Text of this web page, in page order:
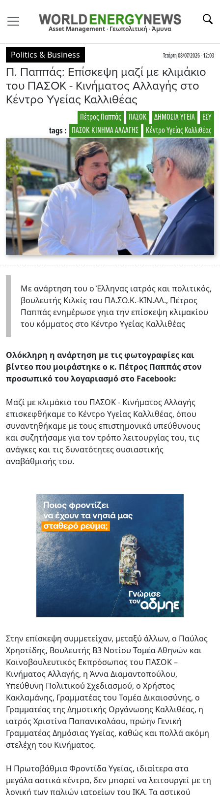
Asset Management · Γεωπολιτική · Άμυνα
Politics & Business Τετάρτη 08/07/2026 - 12:03
Π. Παππάς: Επίσκεψη μαζί με κλιμάκιο
του ΠΑΣΟΚ - Κινήματος Αλλαγής στο
Κέντρο Υγείας Καλλιθέας
ΕΣΥ
ΔΗΜΟΣΙΑ ΥΓΕΙΑ
ΠΑΣΟΚ
Πέτρος Παππάς
Κέντρο Υγείας Καλλιθέας
ΠΑΣΟΚ ΚΙΝΗΜΑ ΑΛΛΑΓΗΣ
tags :
Με ανάρτηση του ο Έλληνας ιατρός και πολιτικός,
βουλευτής Κιλκίς του ΠΑ.ΣΟ.Κ.-ΚΙΝ.ΑΛ., Πέτρος
Παππάς ενημέρωσε γηια την επίσκεψη κλιμακίου
του κόμματος στο Κέντρο Υγείας Καλλιθέας
Ολόκληρη η ανάρτηση με τις φωτογραφίες και
βίντεο που μοιράστηκε ο κ. Πέτρος Παππάς στον
προσωπικό του λογαριασμό στο Facebook:
Μαζί με κλιμάκιο του ΠΑΣΟΚ - Κινήματος Αλλαγής
επισκεφθήκαμε το Κέντρο Υγείας Καλλιθέας, όπου
συναντηθήκαμε με τους επιστημονικά υπεύθυνους
και συζητήσαμε για τον τρόπο λειτουργίας του, τις
ανάγκες και τις δυνατότητες ουσιαστικής
αναβάθμισής του.
Στην επίσκεψη συμμετείχαν, μεταξύ άλλων, ο Παύλος
Χρηστίδης, Βουλευτής Β3 Νοτίου Τομέα Αθηνών και
Κοινοβουλευτικός Εκπρόσωπος του ΠΑΣΟΚ –
Κινήματος Αλλαγής, η Άννα Διαμαντοπούλου,
Υπεύθυνη Πολιτικού Σχεδιασμού, ο Χρήστος
Κακλαμάνης, Γραμματέας του Τομέα Δικαιοσύνης, ο
Γραμματέας της Δημοτικής Οργάνωσης Καλλιθέας, η
ιατρός Χριστίνα Παπανικολάου, πρώην Γενική
Γραμματέας Δημόσιας Υγείας, καθώς και πολλά ακόμη
στελέχη του Κινήματος.
Η Πρωτοβάθμια Φροντίδα Υγείας, ιδιαίτερα στα
μεγάλα αστικά κέντρα, δεν μπορεί να λειτουργεί με τη
λογική των παλιών ιατρείων του ΙΚΑ. Τα αστικού